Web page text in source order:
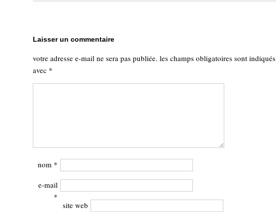
Laisser un commentaire
votre adresse e-mail ne sera pas publiée. les champs obligatoires sont indiqués
avec *
nom *
e-mail
*
site web